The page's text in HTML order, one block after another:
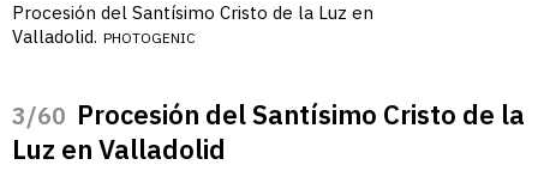
Procesión del Santísimo Cristo de la Luz en
Valladolid. PHOTOGENIC
/60 Procesión del Santísimo Cristo de la
Luz en Valladolid